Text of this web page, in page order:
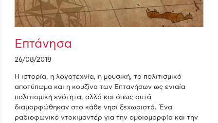
Επτάνησα
26/08/2018
Η ιστορία, η λογοτεχνία, η μουσική, το πολιτισμικό
αποτύπωμα και η κουζίνα των Επτανήσων ως ενιαία
πολιτισμική ενότητα, αλλά και όπως αυτά
διαμορφώθηκαν στο κάθε νησί ξεχωριστά. Ένα
ραδιοφωνικό ντοκιμαντέρ για την ομοιομορφία και την